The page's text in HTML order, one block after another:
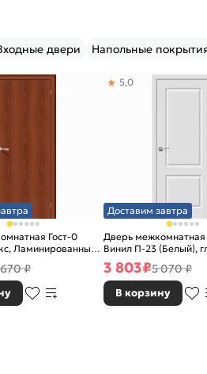
двери Напольные
Гост-0
Ламинированные
глухая,
₽
Доставим завтра
Дверь межкомнатная
Винил П-23 (Белый),
скиновая
5,0
3 803₽5 070 ₽
В корзину